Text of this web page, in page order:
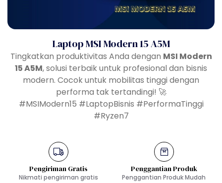
Laptop MSI Modern 15 A5M
Tingkatkan produktivitas Anda dengan MSI Modern
15 A5M, solusi terbaik untuk profesional dan bisnis
modern. Cocok untuk mobilitas tinggi dengan
performa tak tertandingi! 🚀
#MSIModern15 #LaptopBisnis #PerformaTinggi
#Ryzen7
Pengiriman Gratis
Nikmati pengiriman gratis
Penggantian Produk
Penggantian Produk Mudah